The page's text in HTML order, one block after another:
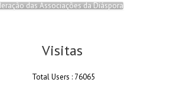
das Associações da Diáspora
Visitas
Total Users : 76065